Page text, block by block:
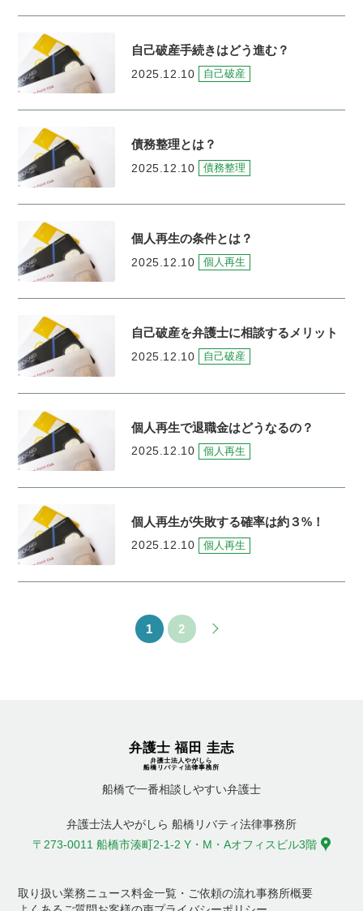
自己破産手続きはどう進む？
2025.12.10 自己破産
債務整理とは？
2025.12.10 債務整理
個人再生の条件とは？
2025.12.10 個人再生
自己破産を弁護士に相談するメリット
2025.12.10 自己破産
個人再生で退職金はどうなるの？
2025.12.10 個人再生
個人再生が失敗する確率は約３%！
2025.12.10 個人再生
1 2
船橋で一番相談しやすい弁護士
弁護士法人やがしら 船橋リバティ法律事務所
〒273-0011 船橋市湊町2-1-2 Y・M・Aオフィスビル3階
取り扱い業務ニュース料金一覧・ご依頼の流れ事務所概要